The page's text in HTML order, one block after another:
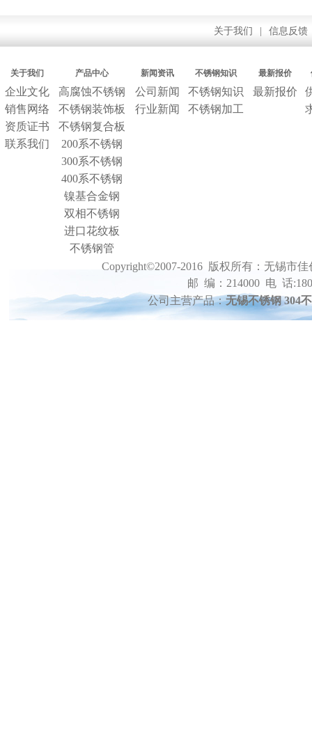
关于我们 信息反馈
关于我们 产品中心 新闻资讯 不锈钢知识 最新报价
企业文化
销售网络
资质证书
联系我们
高腐蚀不锈钢
不锈钢装饰板
不锈钢复合板
200系不锈钢
300系不锈钢
400系不锈钢
镍基合金钢
双相不锈钢
进口花纹板
不锈钢管
公司新闻
行业新闻
不锈钢知识
不锈钢加工
最新报价
Copyright©2007-2016 版权所有：无锡市
邮 编：214000 电 话
公司主营产品：无锡不锈钢 304